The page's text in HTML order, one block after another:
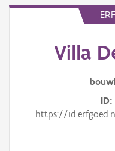
ErfgoedobjectVilla
ID
https://